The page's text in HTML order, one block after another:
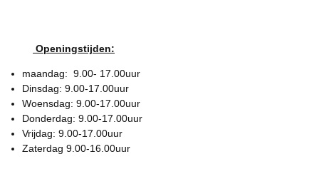
Openingstijden:
maandag: 9.00- 17.00uur
Dinsdag: 9.00-17.00uur
Woensdag: 9.00-17.00uur
Donderdag: 9.00-17.00uur
Vrijdag: 9.00-17.00uur
Zaterdag 9.00-16.00uur